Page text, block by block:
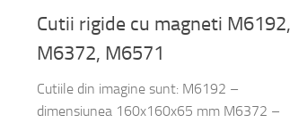
Cutii rigide cu magneti M6192,
M6372, M6571
Cutiile din imagine sunt: M6192 –
dimensiunea 160x160x65 mm M6372 –